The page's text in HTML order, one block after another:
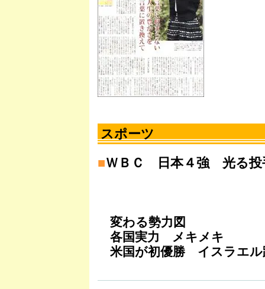
スポーツ
■ＷＢＣ 日本４強 光る投
変わる勢力図
各国実力 メキメキ
米国が初優勝 イスラエル